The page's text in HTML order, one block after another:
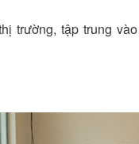
trường, tập trung vào